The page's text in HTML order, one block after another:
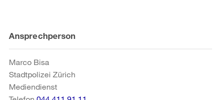
Weitere
Informationen
Ansprechperson
Marco Bisa
Stadtpolizei Zürich
Mediendienst